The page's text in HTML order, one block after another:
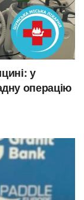
у
операцію